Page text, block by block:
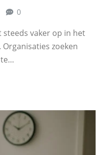
0
steeds vaker op in het
zoeken